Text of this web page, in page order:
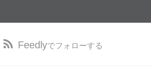
Feedlyでフォローする